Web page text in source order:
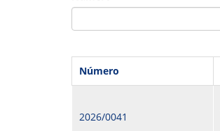
GOVERNANÇA
Número
2026/0041